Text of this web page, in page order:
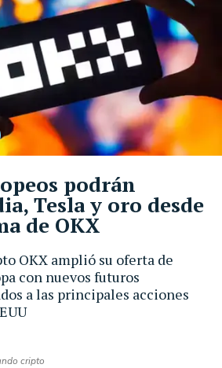
OKX amplió su oferta de
con nuevos futuros
a las principales acciones
cripto
podrán
Tesla y oro desde
de OKX